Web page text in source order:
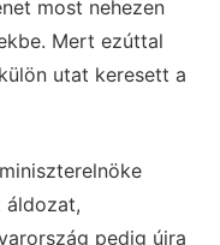
most nehezen
Mert ezúttal
utat keresett a
áldozat,
pedig újra